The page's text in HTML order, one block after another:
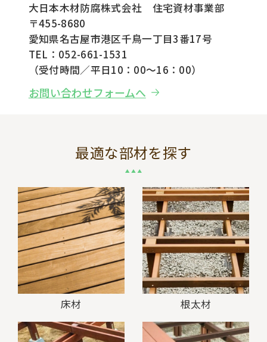
大日本木材防腐株式会社 住宅資材事業部
〒455-8680
愛知県名古屋市港区千鳥一丁目3番17号
TEL：052-661-1531
（受付時間／平日10：00～16：00）
お問い合わせフォームへ
最適な部材を探す
床材 根太材